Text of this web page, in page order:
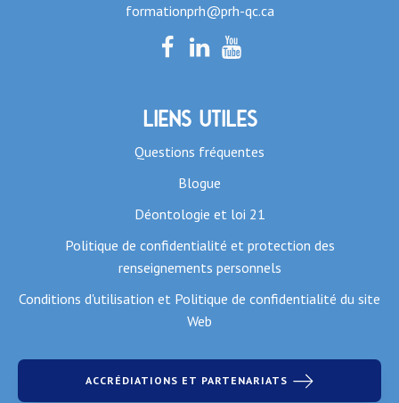
formationprh@prh-qc.ca
Liens utiles
Questions fréquentes
Blogue
Déontologie et loi 21
Politique de confidentialité et protection des
renseignements personnels
Conditions d'utilisation et Politique de confidentialité du site
Web
ACCRÉDIATIONS ET PARTENARIATS